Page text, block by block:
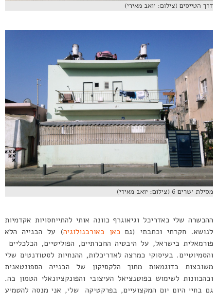
דרך הטייסים (צילום: יואב מאירי)
מסילת ישרים 6 (צילום: יואב מאירי)
ההכשרה שלי כאדריכל וגיאוגרף כוונה אותי להתייחסויות אקדמיות
לנושא. חקרתי וכתבתי (גם כאן באורבנולוגיה) על הבנייה הלא
פורמאלית בישראל, על היבטיה החברתיים, הפוליטיים, הכלכליים
והסמיוטיים. בעיסוקי כמרצה לאדריכלות, ההנחיות לסטודנטים שלי
משובצות בדוגמאות מתוך הלקסיקון של הבנייה הספונטאנית
ובהכוונות לשימוש בפוטנציאל העיצובי והפונקציונאלי הטמון בה.
גם בחיי היום יום המקצועיים, בפרקטיקה שלי, אני מנסה להטמיע